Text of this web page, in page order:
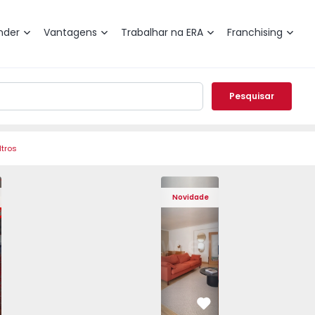
Vantagens Trabalhar na ERA Franchising
Pesquisar
de Varzim, Póvoa de Varzim, Beiriz e Argivai - 1574602 - 20
T3 Póvoa de Varzim, Póvoa de Varzim, Beiriz e Argivai -
Apartamento T3 Póvoa de Varzim, Póvoa de Varzim, Beiriz
Apartamento T3 Póvoa de Varzim, Póvoa de
Apartamento T3 Póvoa de Varzim,
Apartamento T3 Póvoa de
Apartamento
Novidade
Apartamento T4 Cascais, São
Apartamento T4 Cascais,
Apartamento T4
Favorito